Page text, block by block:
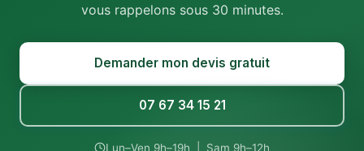
vous rappelons sous 30 minutes.
Demander mon devis gratuit
07 67 34 15 21
Lun–Ven 9h–19h | Sam 9h–12h